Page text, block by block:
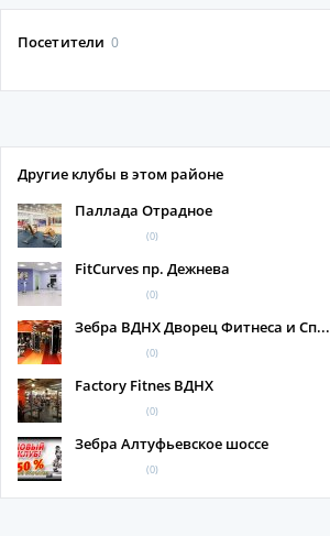
Посетители 0
Другие клубы в этом районе
Паллада Отрадное
(0)
FitCurves пр. Дежнева
(0)
Зебра ВДНХ Дворец Фитнеса и Сп...
(0)
Factory Fitnes ВДНХ
(0)
Зебра Алтуфьевское шоссе
(0)